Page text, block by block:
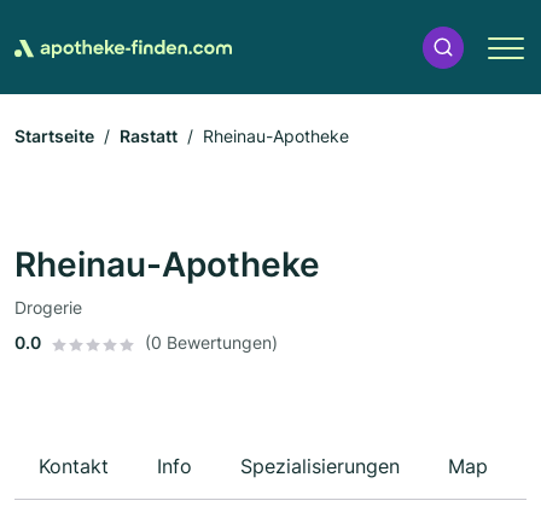
Startseite Rastatt Rheinau-Apotheke
Rheinau-Apotheke
Drogerie
0.0
(0 Bewertungen)
Kontakt Info Spezialisierungen Map